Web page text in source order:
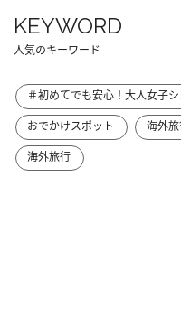
KEYWORD
人気のキーワード
＃初めてでも安心！大人女子
おでかけスポット
海外
海外旅行